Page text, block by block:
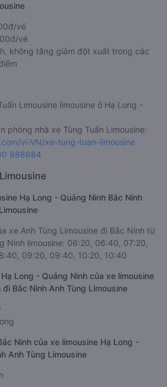
Ninh từ Hạ Long - Quảng Ninh của
vé
vé
Limousine limousine ở Hạ Long -
phòng nhà xe Tùng Tuấn Limousine:
vi-VN/xe-tung-tuan-limousine
888684
Hạ Long - Quảng Ninh Bắc Ninh
xe Anh Tùng Limousine đi Bắc Ninh từ
Ninh limousine: 06:20, 06:40, 07:20,
Long - Quảng Ninh của xe limousine